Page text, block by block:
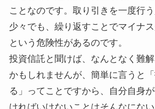
ことなのです。取り引きを一度行
少々でも、繰り返すことでマイナ
という危険性があるのです。
投資信託と聞けば、なんとなく難
かもしれませんが、簡単に言うと
る」ってことですから、自分自身
ければいけないことはそんなにない